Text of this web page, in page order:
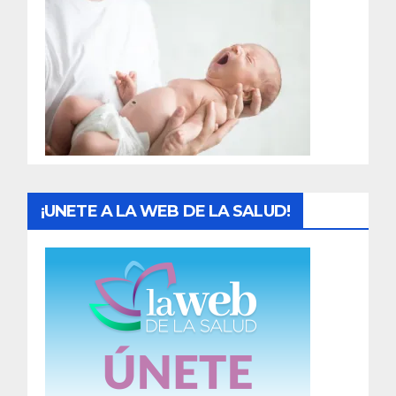
¡UNETE A LA WEB DE LA SALUD!